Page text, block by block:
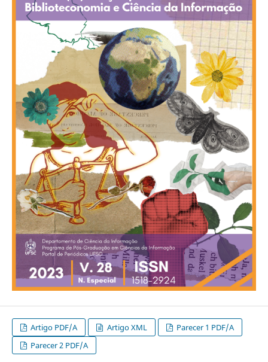
Artigo PDF/A Artigo XML
Parecer 1 PDF/A
Parecer 2 PDF/A